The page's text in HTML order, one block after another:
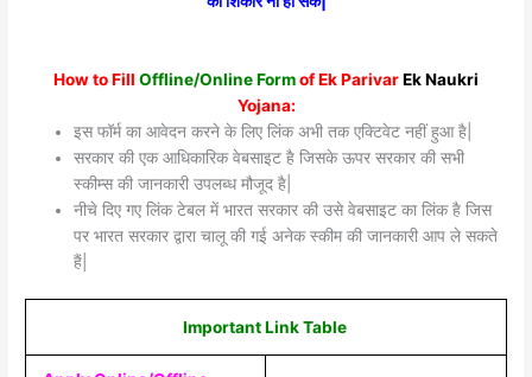
How to Fill Offline/Online Formof Ek ParivarEk Naukri
Yojana:
इस फॉर्म का आवेदन करने के लिए लिंक अभी तक एक्टिवेट नहीं हुआ है|
सरकार की एक आधिकारिक वेबसाइट है जिसके ऊपर सरकार की सभी
स्कीम्स की जानकारी उपलब्ध मौजूद है|
नीचे दिए गए लिंक टेबल में भारत सरकार की उसे वेबसाइट का लिंक है जिस
पर भारत सरकार द्वारा चालू की गई अनेक स्कीम की जानकारी आप ले सकते
हैं|
Important Link Table